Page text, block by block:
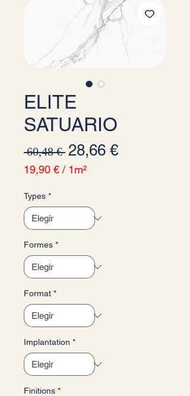
ELITE
SATUARIO
60,48 € Precio
28,66 €Precio de
19,90 € / 1m²
por
1
Metro
Types *
Formes *
Format *
Implantation *
Finitions *